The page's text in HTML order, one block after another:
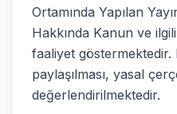
Ortamında Yapılan
Hakkında Kanun ve
faaliyet göstermektedir.
paylaşılması, yasal
değerlendirilmektedir.